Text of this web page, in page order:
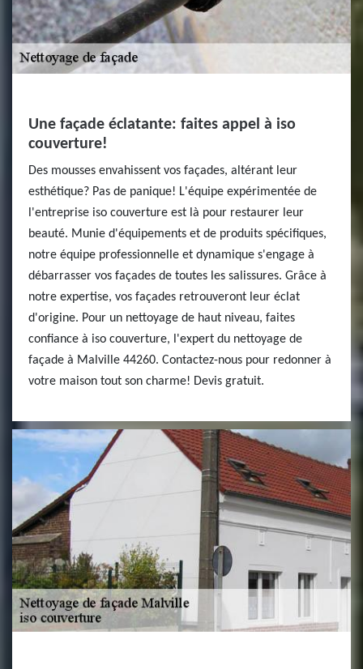
Une façade éclatante: faites appel à iso
couverture!
Des mousses envahissent vos façades, altérant leur
esthétique? Pas de panique! L'équipe expérimentée de
l'entreprise iso couverture est là pour restaurer leur
beauté. Munie d'équipements et de produits spécifiques,
notre équipe professionnelle et dynamique s'engage à
débarrasser vos façades de toutes les salissures. Grâce à
notre expertise, vos façades retrouveront leur éclat
d'origine. Pour un nettoyage de haut niveau, faites
confiance à iso couverture, l'expert du nettoyage de
façade à Malville 44260. Contactez-nous pour redonner à
votre maison tout son charme! Devis gratuit.